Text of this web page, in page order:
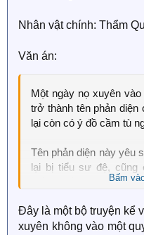
Nhân vật chính: Thẩm
Văn án:
Một ngày nọ xuyên
trở thành tên phản
lại còn có ý đồ cầm tù
Tên phản diện này yêu
lại bị tiểu sư đệ, cũng
Yến Thần nắm chặt
Ly, ta nhất định sẽ
Bấm
Đây là một bộ truyện kể
xuyên không vào một